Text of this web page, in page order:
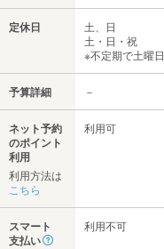
定休日
土、日
土・日・祝
※不定期で土曜
予算詳細 －
ネット予約
のポイント
利用
利用方法は
こちら
利用可
スマート
支払い
利用不可